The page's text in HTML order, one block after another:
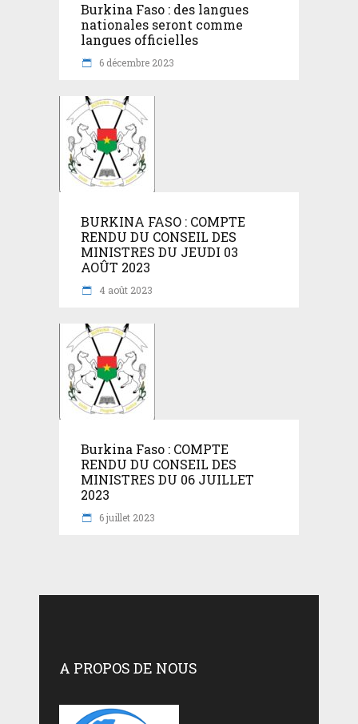
Burkina Faso : des langues
nationales seront comme
langues officielles
6 décembre 2023
BURKINA FASO : COMPTE
RENDU DU CONSEIL DES
MINISTRES DU JEUDI 03
AOÛT 2023
4 août 2023
Burkina Faso : COMPTE
RENDU DU CONSEIL DES
MINISTRES DU 06 JUILLET
2023
6 juillet 2023
A PROPOS DE NOUS